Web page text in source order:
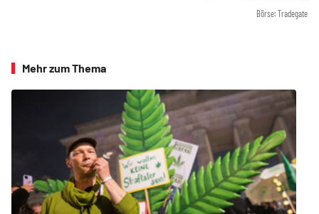
Börse: Tradegate
Mehr zum Thema